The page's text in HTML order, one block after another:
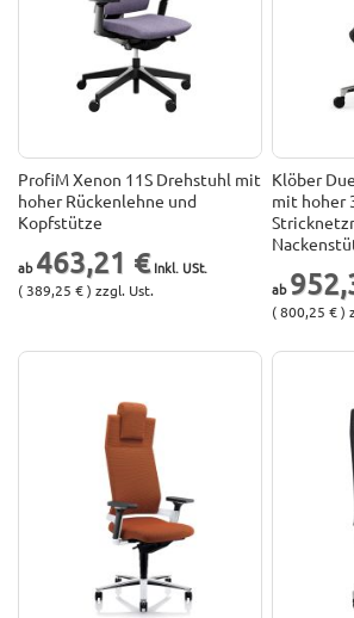
ProfiM Xenon 11S Drehstuhl mit
hoher Rückenlehne und
Kopfstütze
463,21 €
( 389,25 € ) zzgl. Ust.
Klöber
mit hoher
( 800,25 € )